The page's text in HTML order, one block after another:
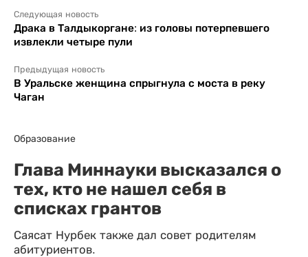
Следующая новость
Драка в Талдыкоргане: из головы потерпевшего
извлекли четыре пули
Предыдущая новость
В Уральске женщина спрыгнула с моста в реку
Чаган
Образование
Глава Миннауки высказался о
тех, кто не нашел себя в
списках грантов
Саясат Нурбек также дал совет родителям
абитуриентов.